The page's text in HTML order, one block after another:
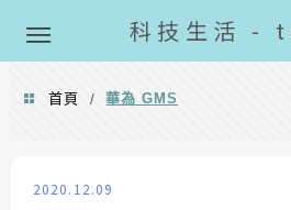
科技生活 -
首頁 / 華為 GMS
2020.12.09